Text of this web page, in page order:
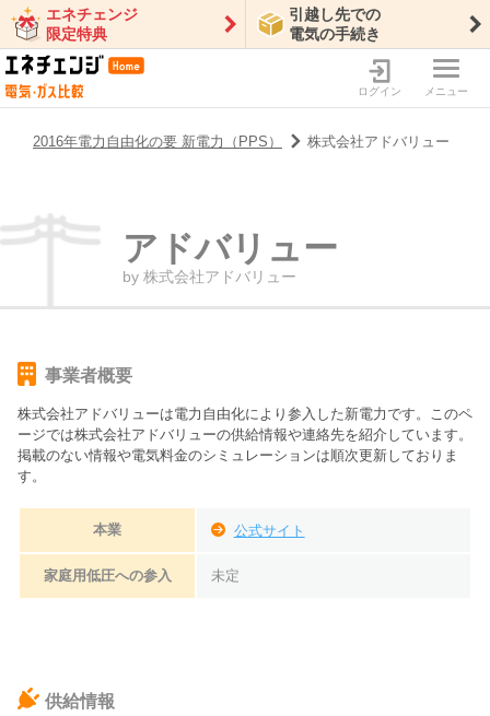
エネチェンジ
限定特典
引越し先での
電気の手続き
ログイン メニュー
2016年電力自由化の要 新電力（PPS） 株式会社アドバリュー
アドバリュー
by 株式会社アドバリュー
事業者概要
株式会社アドバリューは電力自由化により参入した新電力です。このペ
ージでは株式会社アドバリューの供給情報や連絡先を紹介しています。
掲載のない情報や電気料金のシミュレーションは順次更新しておりま
す。
本業 公式サイト
家庭用低圧への参入 未定
供給情報